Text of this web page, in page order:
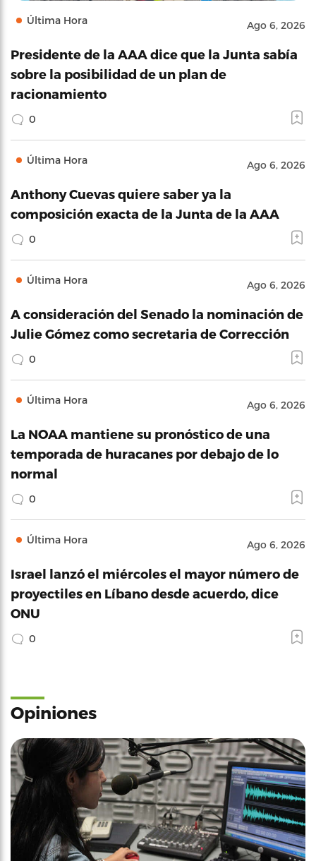
Última Hora Ago 6, 2026
Presidente de la AAA dice que la Junta sabía
sobre la posibilidad de un plan de
racionamiento
0
Última Hora Ago 6, 2026
Anthony Cuevas quiere saber ya la
composición exacta de la Junta de la AAA
0
Última Hora Ago 6, 2026
A consideración del Senado la nominación de
Julie Gómez como secretaria de Corrección
0
Última Hora Ago 6, 2026
La NOAA mantiene su pronóstico de una
temporada de huracanes por debajo de lo
normal
0
Última Hora Ago 6, 2026
Israel lanzó el miércoles el mayor número de
proyectiles en Líbano desde acuerdo, dice
ONU
0
Opiniones